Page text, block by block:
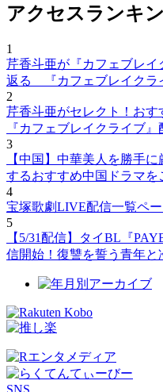
アクセスランキ
1
芹香斗亜が『カフェブレイ
返る 『カフェブレイクラ
2
芹香斗亜がセレクト！お
『カフェブレイクライブ
3
【中国】中華美人を勝手
するおすすめ中国ドラマを
4
宝塚歌劇LIVE配信一覧ペ
5
【5/31配信】タイBL『
信開始！復讐を誓う青年と
SNS